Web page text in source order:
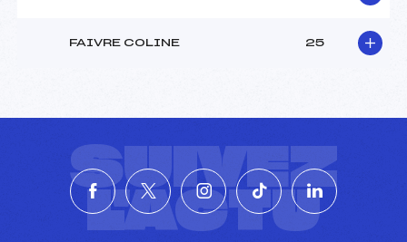
FAIVRE COLINE 25
SUIVEZ
L'ACTU